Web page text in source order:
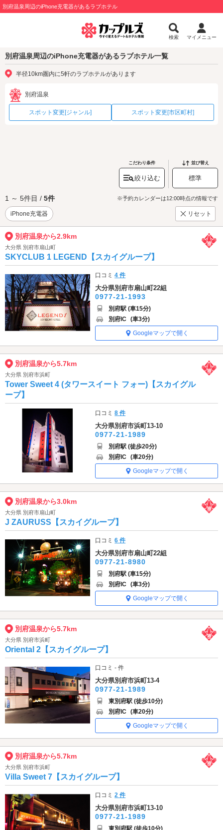
別府温泉周辺のiPhone充電器があるラブホテル
検索 マイメニュー
別府温泉周辺のiPhone充電器があるラブホテル一覧
半径10km圏内に5軒のラブホテルがあります
別府温泉
スポット変更[ジャンル] スポット変更[市区町村]
こだわり条件
絞り込む
並び替え
標準
1 ～ 5件目 / 5件 ※予約カレンダーは12:00時点の情報です
iPhone充電器 リセット
別府温泉から2.9km
大分県 別府市扇山町
SKYCLUB 1 LEGEND【スカイグループ】
口コミ4 件
大分県別府市扇山町22組
0977-21-1993
別府駅 (車15分)
別府IC (車3分)
Googleマップで開く
別府温泉から5.7km
大分県 別府市浜町
Tower Sweet 4 (タワースイート フォー)【スカイグル
ープ】
口コミ8 件
大分県別府市浜町13-10
0977-21-1989
別府駅 (徒歩20分)
別府IC (車20分)
Googleマップで開く
別府温泉から3.0km
大分県 別府市扇山町
J ZAURUSS【スカイグループ】
口コミ6 件
大分県別府市扇山町22組
0977-21-8980
別府駅 (車15分)
別府IC (車3分)
Googleマップで開く
別府温泉から5.7km
大分県 別府市浜町
Oriental 2【スカイグループ】
口コミ - 件
大分県別府市浜町13-4
0977-21-1989
東別府駅 (徒歩10分)
別府IC (車20分)
Googleマップで開く
別府温泉から5.7km
大分県 別府市浜町
Villa Sweet 7【スカイグループ】
口コミ2 件
大分県別府市浜町13-10
0977-21-1989
東別府駅 (徒歩10分)